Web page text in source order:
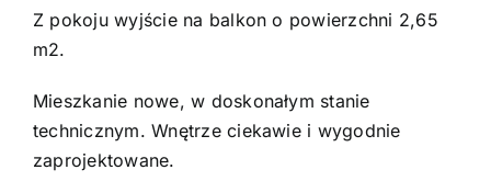
Z pokoju wyjście na balkon o powierzchni 2,65
m2.
Mieszkanie nowe, w doskonałym stanie
technicznym. Wnętrze ciekawie i wygodnie
zaprojektowane.